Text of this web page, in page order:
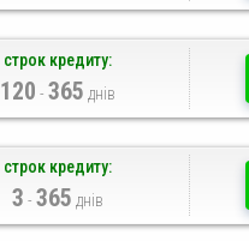
строк кредиту:
120 -365 днів
строк кредиту:
3 -365 днів